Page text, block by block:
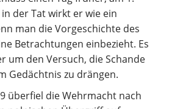
der Tat wirkt er wie ein
man die Vorgeschichte des
Betrachtungen einbezieht. Es
um den Versuch, die Schande
Gedächtnis zu drängen.
überfiel die Wehrmacht nach